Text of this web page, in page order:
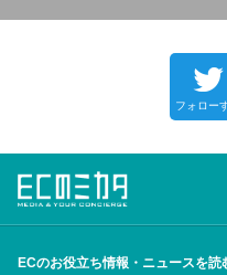
フォロー
ECのお役立ち情報・ニュースを読